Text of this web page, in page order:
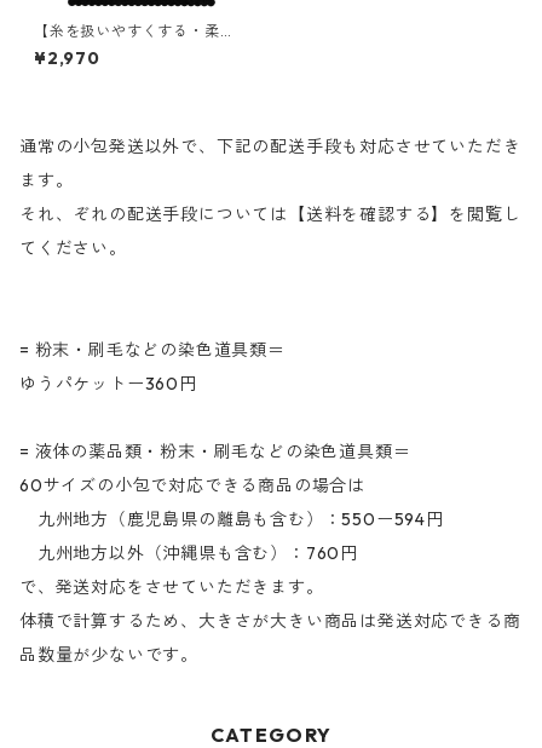
【糸を扱いやすくする・柔
軟・平滑剤】｜1kg｜ライトシ
リコーンM807S
¥2,970
通常の小包発送以外で、下記の配送手段も対応させていただき
ます。
それ、ぞれの配送手段については【送料を確認する】を閲覧し
てください。
= 粉末・刷毛などの染色道具類＝
ゆうパケットー360円
= 液体の薬品類・粉末・刷毛などの染色道具類＝
60サイズの小包で対応できる商品の場合は
九州地方（鹿児島県の離島も含む）：550ー594円
九州地方以外（沖縄県も含む）：760円
で、発送対応をさせていただきます。
体積で計算するため、大きさが大きい商品は発送対応できる商
品数量が少ないです。
CATEGORY